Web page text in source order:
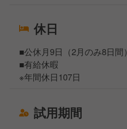
休日
■公休月9日（2月のみ8日間）
■有給休暇
※年間休日107日
試用期間